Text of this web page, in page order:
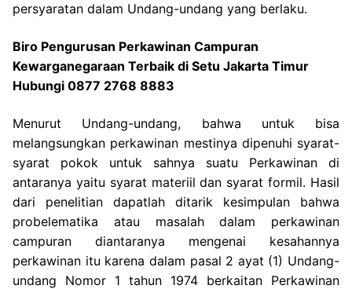
persyaratan dalam Undang-undang yang berlaku.
Biro Pengurusan Perkawinan Campuran
Kewarganegaraan Terbaik di Setu Jakarta Timur
Hubungi 0877 2768 8883
Menurut Undang-undang, bahwa untuk bisa
melangsungkan perkawinan mestinya dipenuhi syarat-
syarat pokok untuk sahnya suatu Perkawinan di
antaranya yaitu syarat materiil dan syarat formil. Hasil
dari penelitian dapatlah ditarik kesimpulan bahwa
probelematika atau masalah dalam perkawinan
campuran diantaranya mengenai kesahannya
perkawinan itu karena dalam pasal 2 ayat (1) Undang-
undang Nomor 1 tahun 1974 berkaitan Perkawinan